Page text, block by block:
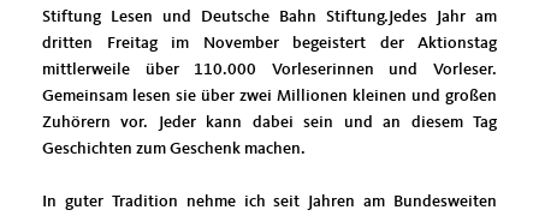
Stiftung Lesen und Deutsche Bahn Stiftung.Jedes Jahr am
dritten Freitag im November begeistert der Aktionstag
mittlerweile über 110.000 Vorleserinnen und Vorleser.
Gemeinsam lesen sie über zwei Millionen kleinen und großen
Zuhörern vor. Jeder kann dabei sein und an diesem Tag
Geschichten zum Geschenk machen.
In guter Tradition nehme ich seit Jahren am Bundesweiten